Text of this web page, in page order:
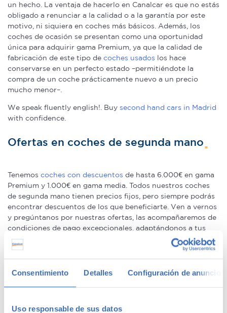
Consentimiento Detalles Configuración de anuncios
Uso responsable de sus datos
un hecho. La ventaja de hacerlo en Canalcar es que no estás
obligado a renunciar a la calidad o a la garantía por este
motivo, ni siquiera en coches más básicos. Además, los
coches de ocasión se presentan como una oportunidad
única para adquirir gama Premium, ya que la calidad de
fabricación de este tipo de coches usados los hace
conservarse en un perfecto estado –permitiéndote la
compra de un coche prácticamente nuevo a un precio
mucho menor–.
We speak fluently english!. Buy second hand cars in Madrid
with confidence.
Ofertas en coches de segunda mano
Tenemos coches con descuentos de hasta 6.000€ en gama
Premium y 1.000€ en gama media. Todos nuestros coches
de segunda mano tienen precios fijos, pero siempre podrás
encontrar descuentos de los que beneficiarte. Ven a vernos
y pregúntanos por nuestras ofertas, las acompañaremos de
condiciones de pago excepcionales, adaptándonos a tus
necesidades. Además, aceptamos tu coche a cambio.
Coches de ocasión con garantía
mayor calidad, ya que nuestros vehículos pasan el más